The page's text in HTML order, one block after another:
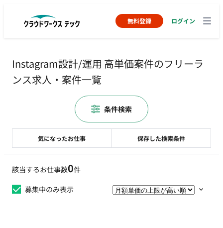
無料登録 ログイン
Instagram設計/運用 高単価案件のフリーラ
ンス求人・案件一覧
該当するお仕事数0件
募集中のみ表示
気になったお仕事 保存した検索条件
条件検索